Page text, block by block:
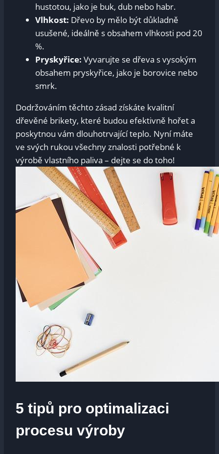
hustotou, jako je buk, dub nebo habr.
Vlhkost: Dřevo by mělo být důkladně
usušené, ideálně s obsahem vlhkosti pod 20
%.
Pryskyřice: Vyvarujte se dřeva s vysokým
obsahem pryskyřice, jako je borovice nebo
smrk.
Dodržováním těchto zásad získáte kvalitní
dřevěné brikety, které budou efektivně hořet a
poskytnou vám dlouhotrvající teplo. Nyní máte
ve svých rukou všechny znalosti potřebné k
výrobě vlastního paliva – dejte se do toho!
5 tipů pro optimalizaci
procesu výroby